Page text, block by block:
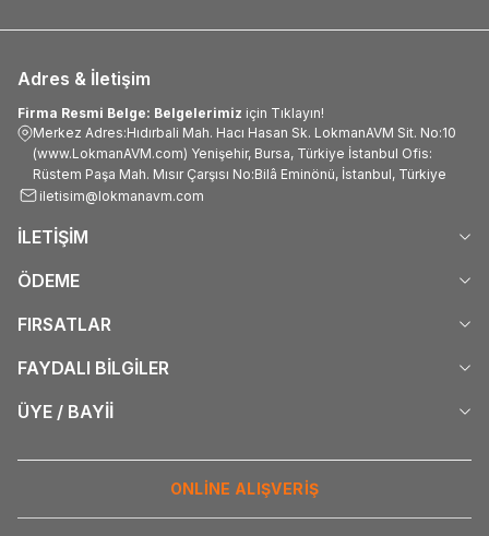
Adres & İletişim
Firma Resmi Belge: Belgelerimiz için Tıklayın!
Merkez Adres:Hıdırbali Mah. Hacı Hasan Sk. LokmanAVM Sit. No:10
(www.LokmanAVM.com) Yenişehir, Bursa, Türkiye İstanbul Ofis:
Rüstem Paşa Mah. Mısır Çarşısı No:Bilâ Eminönü, İstanbul, Türkiye
iletisim@lokmanavm.com
İLETİŞİM
ÖDEME
FIRSATLAR
FAYDALI BİLGİLER
ÜYE / BAYİİ
ONLİNE ALIŞVERİŞ